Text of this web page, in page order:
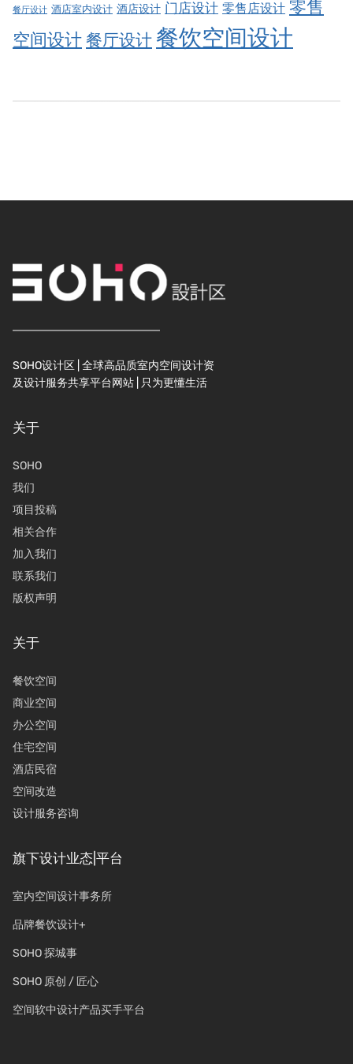
餐厅设计 酒店室内设计 酒店设计 门店设计 零售店设计 零售
空间设计餐厅设计 餐饮空间设计
SOHO设计区 | 全球高品质室内空间设计资
及设计服务共享平台网站 | 只为更懂生活
关于
SOHO
我们
项目投稿
相关合作
加入我们
联系我们
版权声明
关于
餐饮空间
商业空间
办公空间
住宅空间
酒店民宿
空间改造
设计服务咨询
旗下设计业态|平台
室内空间设计事务所
品牌餐饮设计+
SOHO 探城事
SOHO 原创 / 匠心
空间软中设计产品买手平台